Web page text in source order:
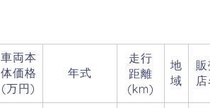
車両本
体価格
(万円)
年式
走行
距離
(km)
地
域